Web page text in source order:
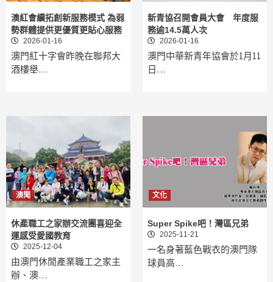
澳紅會續拓創新服務模式 為弱
勢群體提供更優質更貼心服務
2026-01-16
澳門紅十字會昨晚在聯邦大
酒樓舉…
新青協召開會員大會 年度服
務逾14.5萬人次
2026-01-16
澳門中華新青年協會於1月11
日…
澳聞
休產職工之家辦交流團喜迎全
運感受愛國教育
2025-12-04
由澳門休閒產業職工之家主
辦、澳…
文化
Super Spike吧！灣區兄弟
2025-11-21
一名身著藍色戰衣的澳門隊
球員高…